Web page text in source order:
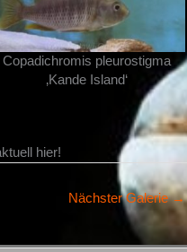
Copadichromis pleurostigma
‚Kande Island‘
hier!
Nächster Galerie→